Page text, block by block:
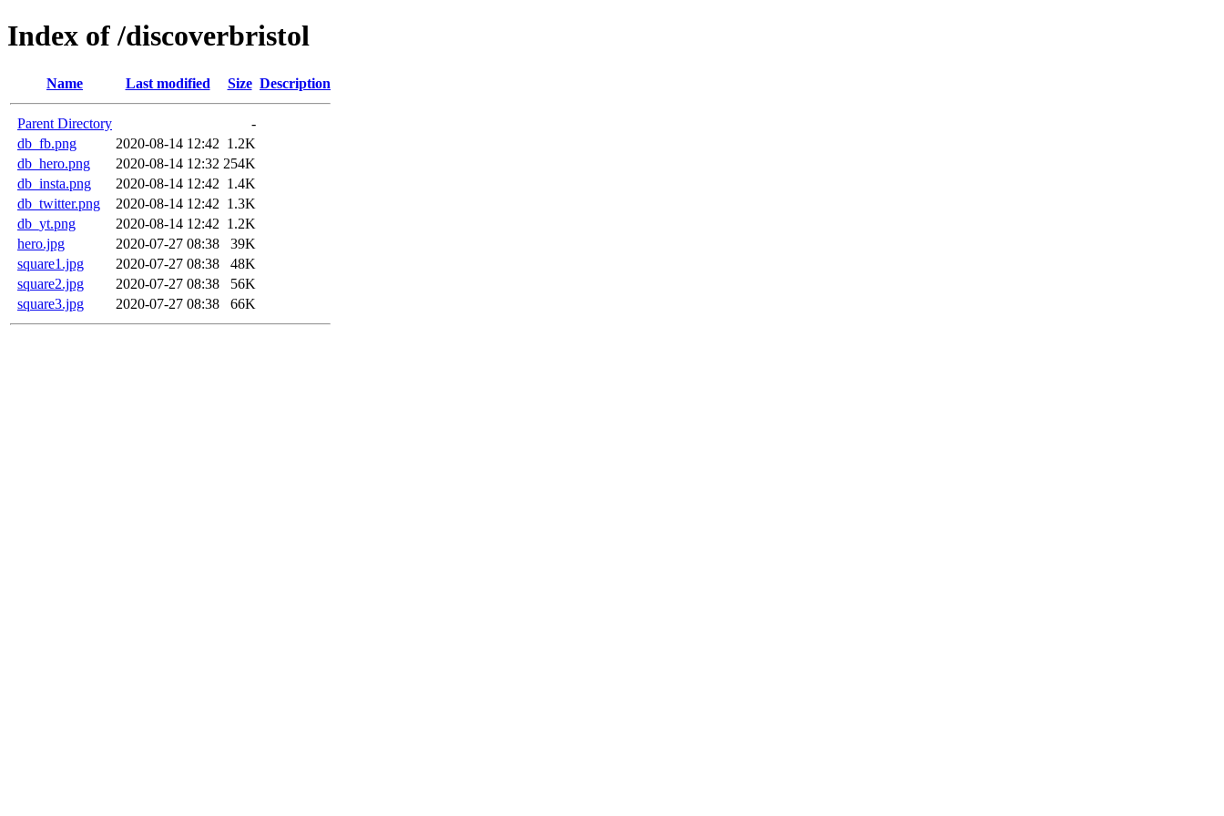
Index of /discoverbristol
Name Last modified Size Description
Parent Directory
-
db_fb.png
2020-08-14 12:42 1.2K
db_hero.png
2020-08-14 12:32 254K
db_insta.png
2020-08-14 12:42 1.4K
db_twitter.png
2020-08-14 12:42 1.3K
db_yt.png
2020-08-14 12:42 1.2K
hero.jpg
2020-07-27 08:38
39K
square1.jpg
2020-07-27 08:38
48K
square2.jpg
2020-07-27 08:38
56K
square3.jpg
2020-07-27 08:38 66K